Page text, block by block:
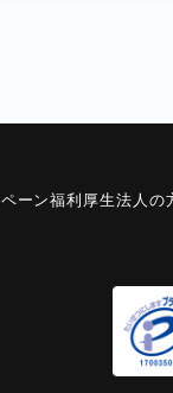
ーン福利厚生法人の